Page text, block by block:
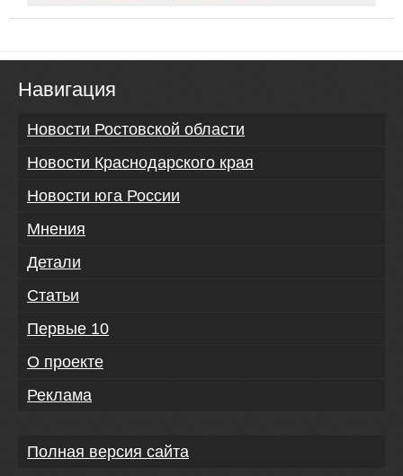
Навигация
Новости Ростовской области
Новости Краснодарского края
Новости юга России
Мнения
Детали
Статьи
Первые 10
О проекте
Реклама
Полная версия сайта